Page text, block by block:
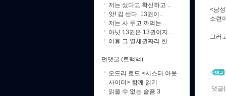
<남
소련
그러
댓글(
저는 샀다고 확신하고 ..
앗! 김 샌다. 13권이..
저는 사 두고 까먹는 ..
아닛 13권은 13권이지...
어휴 그 열세권짜리 한..
먼댓글 (트랙백)
오드리 로드 <시스터 아웃
사이더> 함께 읽기
읽을 수 없는 슬픔 3